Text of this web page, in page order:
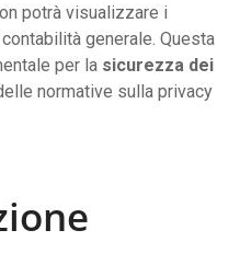
potrà visualizzare i
generale. Questa
per la sicurezza dei
normative sulla privacy